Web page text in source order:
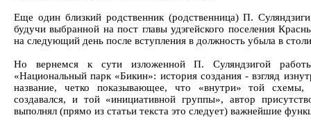
Еще один близкий родственник (родственница) П.
будучи выбранной на пост главы удэгейского поселения
на следующий день после вступления в должность убыла в
Но вернемся к сути изложенной П. Суляндзигой
«Национальный парк «Бикин»: история создания - взгляд
название, четко показывающее, что «внутри» той
создавался, и той «инициативной группы», автор
выполнял (прямо из статьи текста это следует) важнейшие